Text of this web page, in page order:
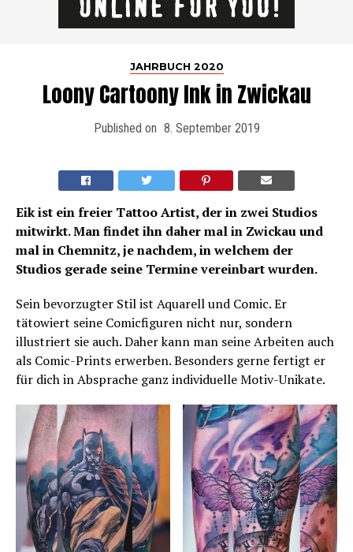
JAHRBUCH 2020
Loony Cartoony Ink in Zwickau
Published on 8. September 2019
Eik ist ein freier Tattoo Artist, der in zwei Studios
mitwirkt. Man findet ihn daher mal in Zwickau und
mal in Chemnitz, je nachdem, in welchem der
Studios gerade seine Termine vereinbart wurden.
Sein bevorzugter Stil ist Aquarell und Comic. Er
tätowiert seine Comicfiguren nicht nur, sondern
illustriert sie auch. Daher kann man seine Arbeiten auch
als Comic-Prints erwerben. Besonders gerne fertigt er
für dich in Absprache ganz individuelle Motiv-Unikate.